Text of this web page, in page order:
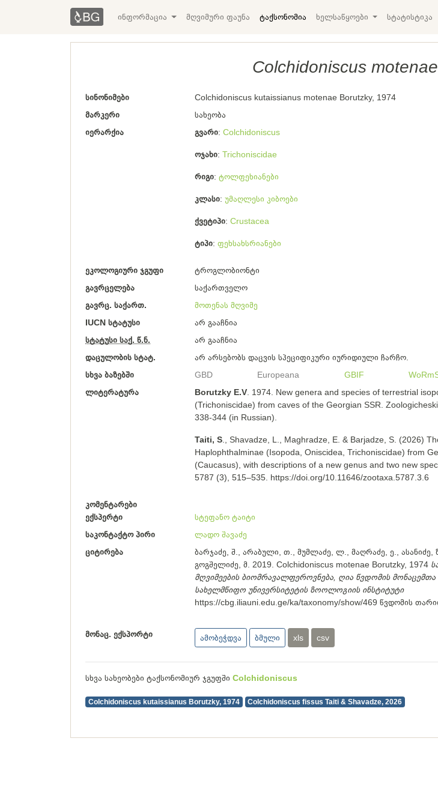
ინფორმაცია მღვიმური ფაუნა ტაქსონომია ხელსაწყოები სტატისტიკა
Colchidoniscus
სინონიმები
Colchidoniscus kutaissianus motenae Borutzky, 1974
მარკერი
სახეობა
იერარქია
გვარი Colchidoniscus
ოჯახი Trichoniscidae
რიგი ტოლფეხიანები
კლასი უმაღლესი კიბოები
ქვეტიპი Crustacea
ტიპი ფეხსახსრიანები
ეკოლოგიური ჯგუფი
ტროგლობიონტი
გავრცელება
საქართველო
გავრც. საქართ.
მოთენას მღვიმე
IUCN სტატუსი
არ გააჩნია
სტატუსი საქ. წ.ნ.
არ გააჩნია
დაცულობის სტატ.
არ არსებობს დაცვის სპეციფიკური იურიდიული ჩარჩო.
სხვა ბაზებში
GBD Europeana GBIF
ლიტერატურა
Borutzky E.V. 1974. New genera and species of terrestrial
(Trichoniscidae) from caves of the Georgian SSR.
338-344 (in Russian).
Taiti, S., Shavadze, L., Maghradze, E. & Barjadze, S. (2026)
Haplophthalminae (Isopoda, Oniscidea, Trichoniscidae) from
(Caucasus), with descriptions of a new genus and two new
5787 (3), 515–535. https://doi.org/10.11646/zootaxa.5787.3.6
კომენტარები
ექსპერტი
სტეფანო ტაიტი
საკონტაქტო პირი
ლადო შავაძე
ციტირება
ბარჯაძე, შ., არაბული, თ., მუმლაძე, ლ., მაღრაძე, ე., ასანიძე,
გოგშელიძე, მ. 2019. Colchidoniscus motenae Borutzky, 1974
მღვიმეების ბიომრავალფეროვნება, ღია წვდომის მონაცემთა
სახელმწიფო უნივერსიტეტის ზოოლოგიის ინსტიტუტი
https://cbg.iliauni.edu.ge/ka/taxonomy/show/469 წვდომის
მონაც. ექსპორტი ამობეჭდვა ბმული xls csv
სხვა სახეობები ტაქსონომიურ ჯგუფში Colchidoniscus
Colchidoniscus kutaissianus Borutzky, 1974 Colchidoniscus fissus Taiti & Shavadze, 2026